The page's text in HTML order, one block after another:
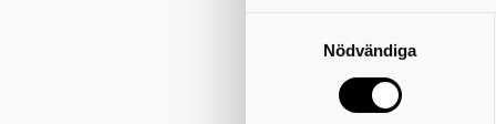
Nödvändiga